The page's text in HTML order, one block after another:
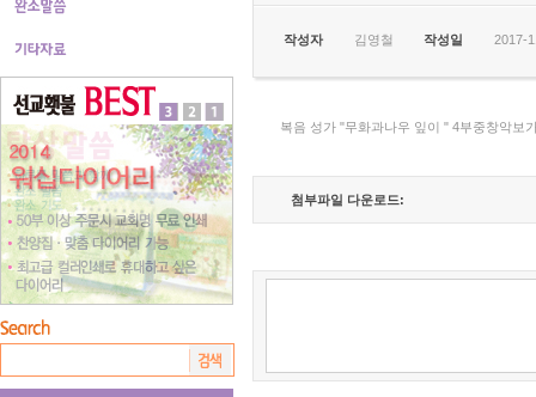
작성자 김영철 작성일 2017-
복음 성가 "무화과나우 잎이 " 4부중창악보
첨부파일 다운로드: